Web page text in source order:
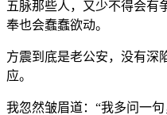
五脉那些人，又少不得会有
奉也会蠢蠢欲动。
方震到底是老公安，没有深
应。
我忽然皱眉道：“我多问一